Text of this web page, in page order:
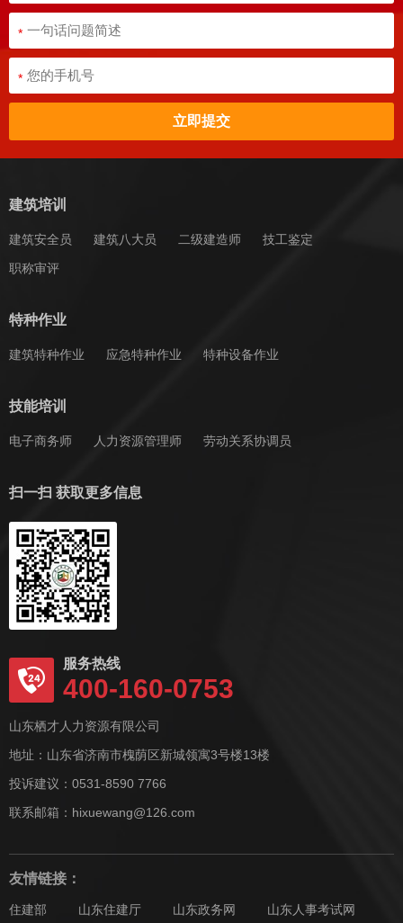
*
*
立即提交
建筑培训
建筑安全员 建筑八大员 二级建造师
技工鉴定
职称审评
特种作业
建筑特种作业 应急特种作业 特种设备作业
技能培训
电子商务师 人力资源管理师 劳动关系协调员
扫一扫 获取更多信息
服务热线
400-160-0753
山东栖才人力资源有限公司
地址：山东省济南市槐荫区新城领寓3号楼13楼
投诉建议：0531-8590 7766
联系邮箱：hixuewang@126.com
友情链接：
住建部 山东住建厅 山东政务网 山东人事考试网